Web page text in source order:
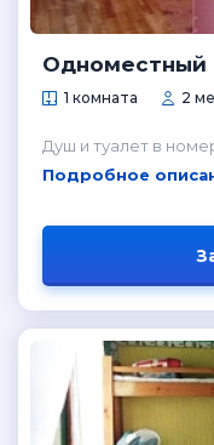
Одноместный
1 комната 2
Душ и туалет в
Подробное